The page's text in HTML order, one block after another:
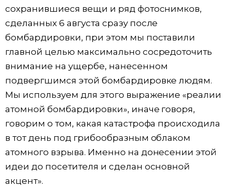
сохранившиеся вещи и ряд фотоснимков,
сделанных 6 августа сразу после
бомбардировки, при этом мы поставили
главной целью максимально сосредоточить
внимание на ущербе, нанесенном
подвергшимся этой бомбардировке людям.
Мы используем для этого выражение «реалии
атомной бомбардировки», иначе говоря,
говорим о том, какая катастрофа происходила
в тот день под грибообразным облаком
атомного взрыва. Именно на донесении этой
идеи до посетителя и сделан основной
акцент».